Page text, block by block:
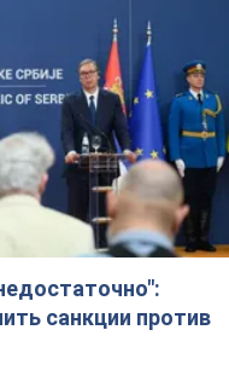
санкции против